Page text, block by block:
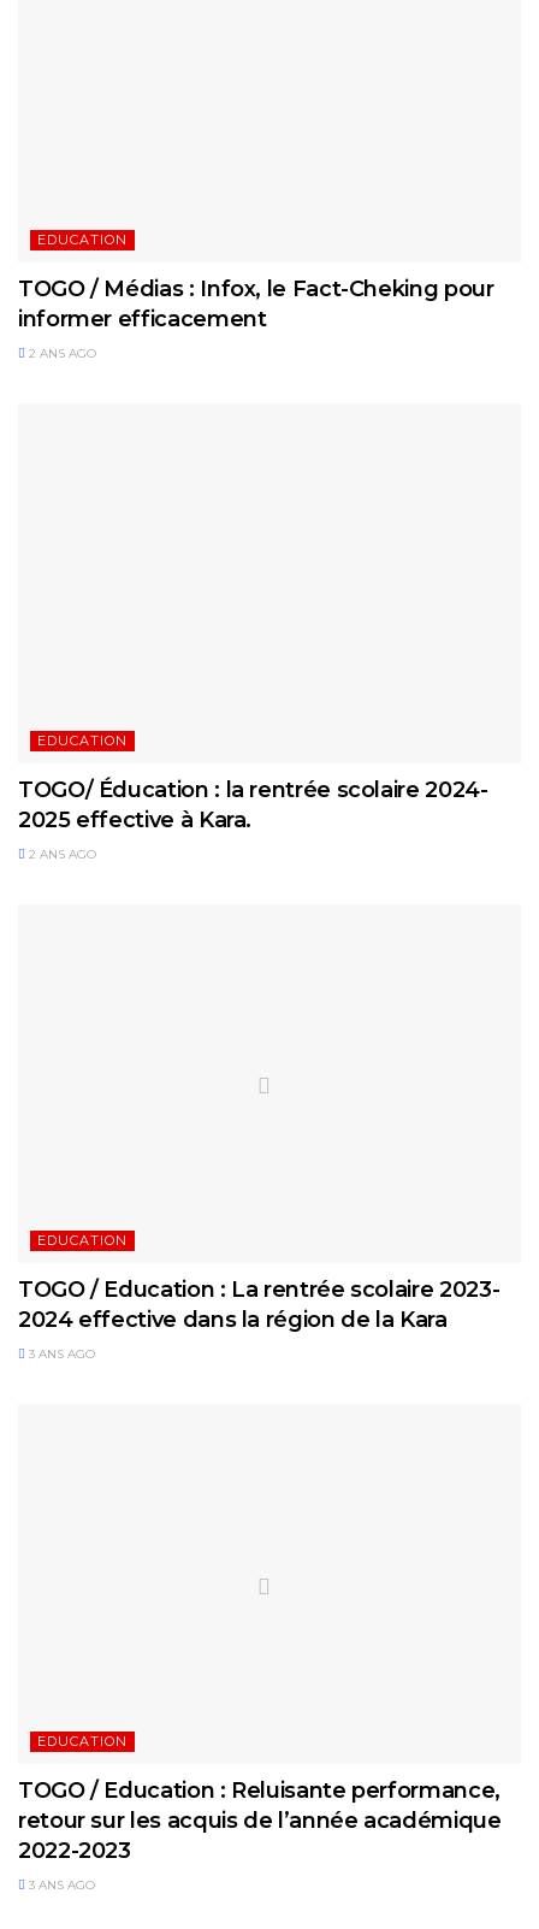
EDUCATION
TOGO / Médias : Infox, le Fact-Cheking pour
informer efficacement
2 ANS AGO
EDUCATION
TOGO/ Éducation : la rentrée scolaire 2024-
2025 effective à Kara.
2 ANS AGO
EDUCATION
TOGO / Education : La rentrée scolaire 2023-
2024 effective dans la région de la Kara
3 ANS AGO
EDUCATION
TOGO / Education : Reluisante performance,
retour sur les acquis de l’année académique
2022-2023
3 ANS AGO